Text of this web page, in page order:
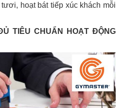
hoạt bát tiếp xúc khách mỗi
TIÊU CHUẨN HOẠT ĐỘNG